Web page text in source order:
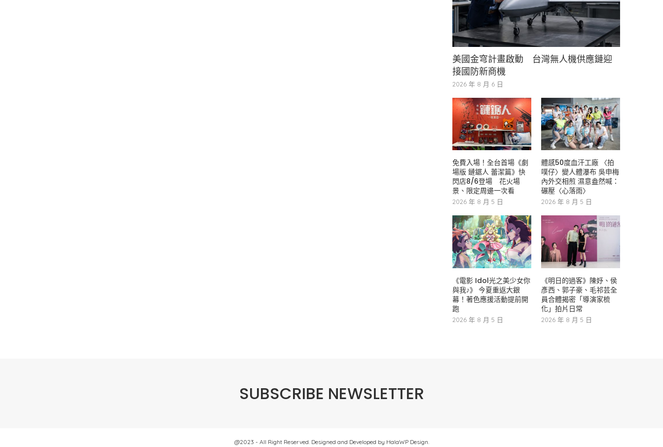
美國金穹計畫啟動 台灣無人機供應鏈迎
接國防新商機
2026 年 8 月 6 日
免費入場！全台首場《劇
場版 鏈鋸人 蕾潔篇》快
閃店8/6登場 花火場
景、限定周邊一次看
2026 年 8 月 5 日
體感50度血汗工廠 〈拍
噗仔〉變人體瀑布 吳申梅
內外交相煎 濕意盎然喊：
碾壓〈心落雨〉
2026 年 8 月 5 日
《電影 Idol光之美少女你
與我♪》 今夏重返大銀
幕！著色應援活動提前開
跑
2026 年 8 月 5 日
《明日的過客》陳妤、侯
彥西、郭子豪、毛祁芸全
員合體揭密「導演家梳
化」拍片日常
2026 年 8 月 5 日
SUBSCRIBE NEWSLETTER
@2023 - All Right Reserved. Designed and Developed by HalaWP Design.